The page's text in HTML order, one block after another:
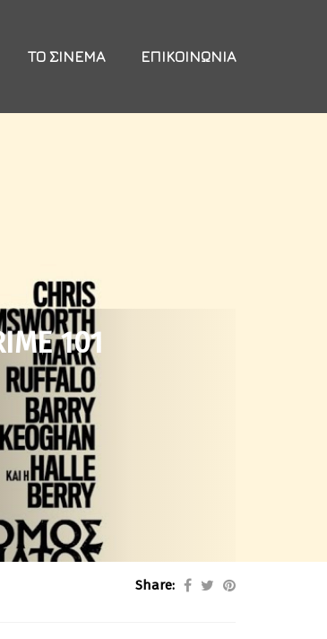
ΤΟ ΣΙΝΕΜΆ ΕΠΙΚΟΙΝΩΝΊΑ
101
Share: